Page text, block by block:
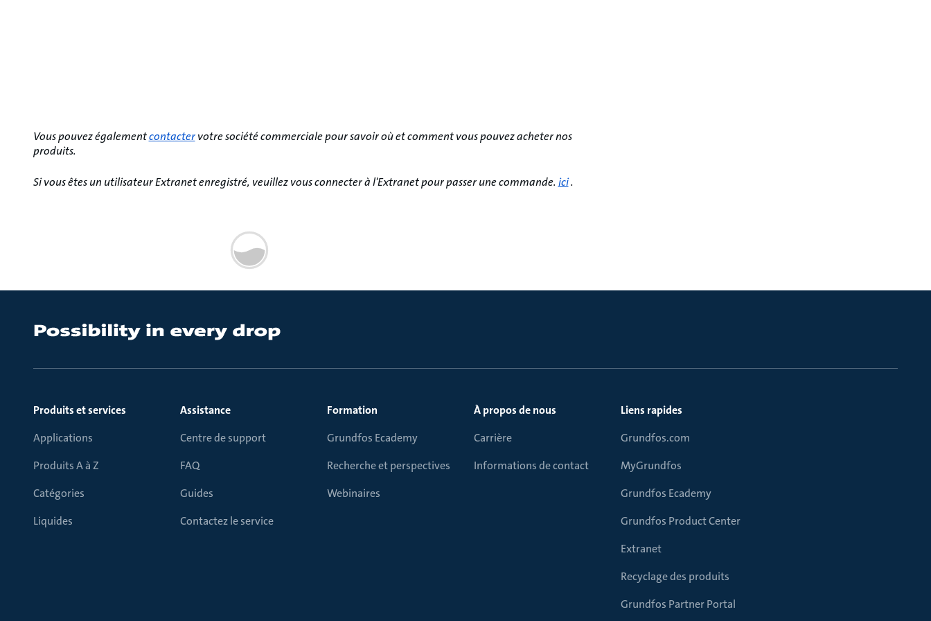
Vous pouvez égalementcontactervotre société commerciale pour savoir où et comment vous pouvez acheter nos
produits.
Si vous êtes un utilisateur Extranet enregistré, veuillez vous connecter à l'Extranet pour passer une commande. ici.
Produits et services
Applications
Produits A à Z
Catégories
Liquides
Assistance
Centre de support
FAQ
Guides
Contactez le service
Formation
Grundfos Ecademy
Recherche et perspectives
Webinaires
À propos de nous
Carrière
Informations de contact
Liens rapides
Grundfos.com
MyGrundfos
Grundfos Ecademy
Grundfos Product Center
Extranet
Recyclage des produits
Grundfos Partner Portal